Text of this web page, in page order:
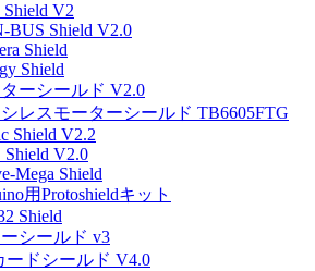
Shield V2
BUS Shield V2.0
Shield
Shield
ーシールド V2.0
レスモーターシールド TB6605FTG
Shield V2.2
Shield V2.0
Mega Shield
用Protoshieldキット
Shield
シールド v3
ードシールド V4.0